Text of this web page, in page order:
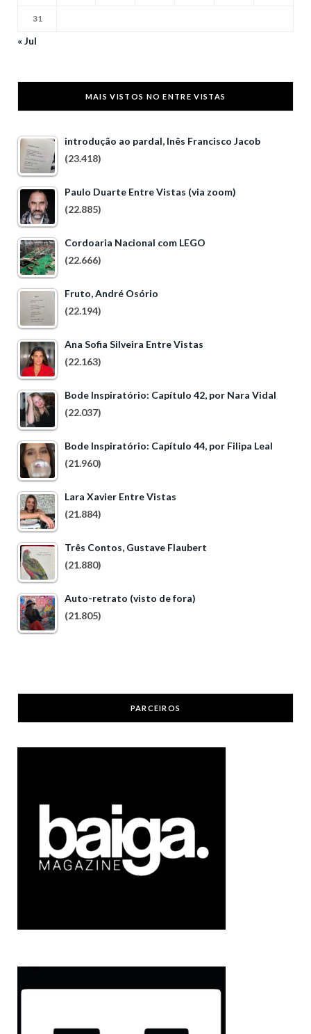
31
« Jul
MAIS VISTOS NO ENTRE VISTAS
introdução ao pardal, Inês Francisco Jacob
(23.418)
Paulo Duarte Entre Vistas (via zoom)
(22.885)
Cordoaria Nacional com LEGO
(22.666)
Fruto, André Osório
(22.194)
Ana Sofia Silveira Entre Vistas
(22.163)
Bode Inspiratório: Capítulo 42, por Nara Vidal
(22.037)
Bode Inspiratório: Capítulo 44, por Filipa Leal
(21.960)
Lara Xavier Entre Vistas
(21.884)
Três Contos, Gustave Flaubert
(21.880)
Auto-retrato (visto de fora)
(21.805)
PARCEIROS